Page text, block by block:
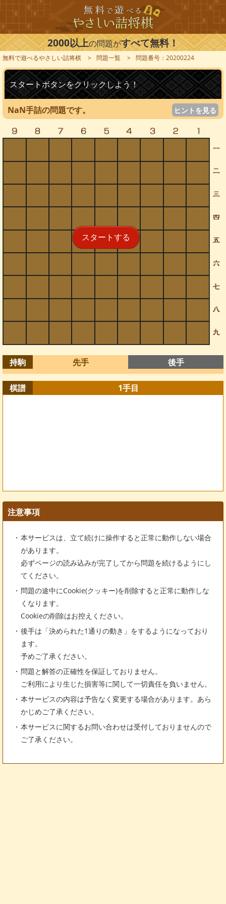
2000以上の問題がすべて無料！
無料で遊べるやさしい詰将棋 問題一覧 問題番号：20200224
スタートボタンをクリックしよう！
NaN手詰の問題です。 ヒントを見る
スタートする
持駒 先手 後手
棋譜 1手目
注意事項
本サービスは、立て続けに操作すると正常に動作しない場合
があります。
必ずページの読み込みが完了してから問題を続けるようにし
てください。
問題の途中にCookie(クッキー)を削除すると正常に動作しな
くなります。
Cookieの削除はお控えください。
後手は「決められた1通りの動き」をするようになっており
ます。
予めご了承ください。
問題と解答の正確性を保証しておりません。
ご利用により生じた損害等に関して一切責任を負いません。
本サービスの内容は予告なく変更する場合があります。あら
かじめご了承ください。
本サービスに関するお問い合わせは受付しておりませんので
ご了承ください。